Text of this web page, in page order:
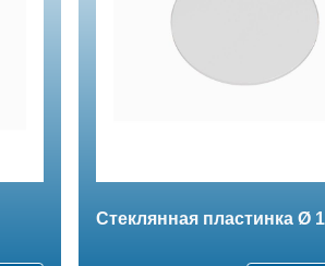
Стеклянная пластинка Ø